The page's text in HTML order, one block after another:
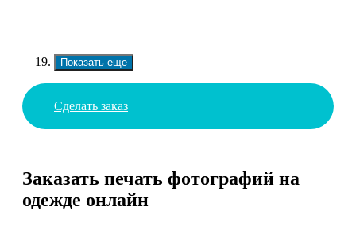
Показать еще
Сделать заказ
Заказать печать фотографий на
одежде онлайн